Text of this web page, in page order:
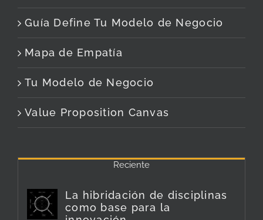
Guía Define Tu Modelo de Negocio
Mapa de Empatía
Tu Modelo de Negocio
Value Proposition Canvas
Reciente
La hibridación de disciplinas
como base para la